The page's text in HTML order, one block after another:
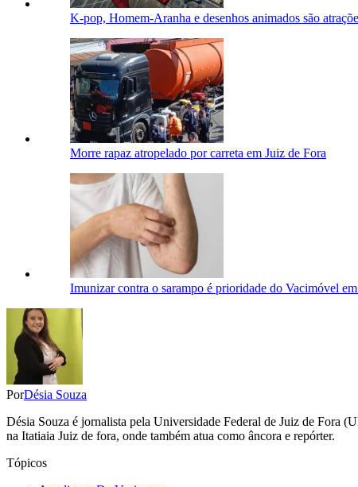
K-pop, Homem-Aranha e desenhos animados são
Morre rapaz atropelado por carreta em Juiz de Fora
Imunizar contra o sarampo é prioridade do Vacimóvel
PorDésia Souza
Désia Souza é jornalista pela Universidade Federal de Juiz de Fora
na Itatiaia Juiz de fora, onde também atua como âncora e repórter.
Tópicos